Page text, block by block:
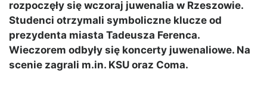
rozpoczęły się wczoraj juwenalia w Rzeszowie.
Studenci otrzymali symboliczne klucze od
prezydenta miasta Tadeusza Ferenca.
Wieczorem odbyły się koncerty juwenaliowe. Na
scenie zagrali m.in. KSU oraz Coma.